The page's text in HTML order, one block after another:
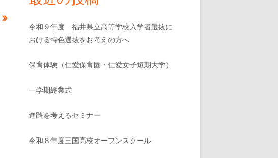
ー
令和９年度 福井県立高等学校入学者選抜に
おける特色選抜をお考えの方へ
保育体験（仁愛保育園・仁愛女子短期大学）
一学期終業式
進路を考えるセミナー
令和８年度三国高校オープンスクール